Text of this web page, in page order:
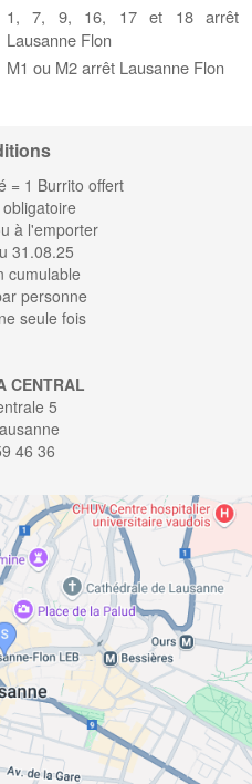
1, 7, 9, 16, 17 et 18 arrêt
Lausanne Flon
M1 ou M2 arrêt Lausanne Flon
= 1 Burrito offert
à l'emporter
31.08.25
cumulable
personne
seule fois
CENTRAL
5
46 36